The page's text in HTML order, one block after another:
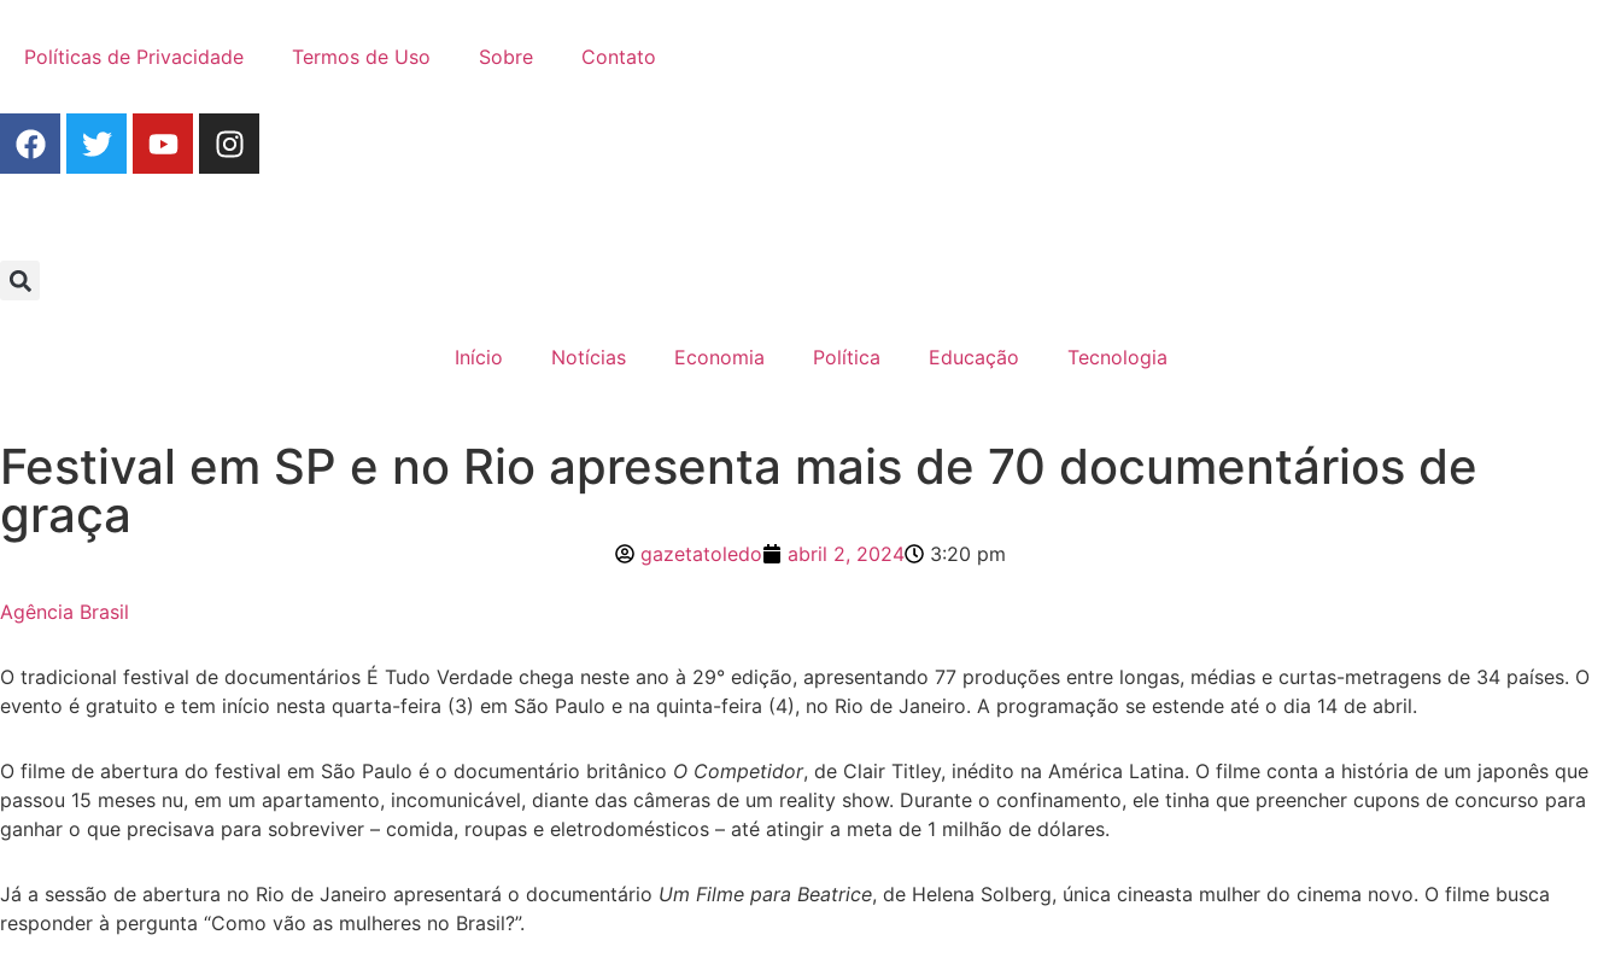
Políticas de Privacidade Termos de Uso Sobre Contato
Início Notícias Economia Política Educação Tecnologia
Festival em SP e no Rio apresenta mais de 70 documentários de
graça
gazetatoledo abril 2, 2024 3:20 pm
Agência Brasil
O tradicional festival de documentários É Tudo Verdade chega neste ano à 29° edição, apresentando 77 produções entre longas, médias e curtas-metragens de 34 países. O
evento é gratuito e tem início nesta quarta-feira (3) em São Paulo e na quinta-feira (4), no Rio de Janeiro. A programação se estende até o dia 14 de abril.
O filme de abertura do festival em São Paulo é o documentário britânico O Competidor, de Clair Titley, inédito na América Latina. O filme conta a história de um japonês que
passou 15 meses nu, em um apartamento, incomunicável, diante das câmeras de um reality show. Durante o confinamento, ele tinha que preencher cupons de concurso para
ganhar o que precisava para sobreviver – comida, roupas e eletrodomésticos – até atingir a meta de 1 milhão de dólares.
Já a sessão de abertura no Rio de Janeiro apresentará o documentário Um Filme para Beatrice, de Helena Solberg, única cineasta mulher do cinema novo. O filme busca
responder à pergunta “Como vão as mulheres no Brasil?”.